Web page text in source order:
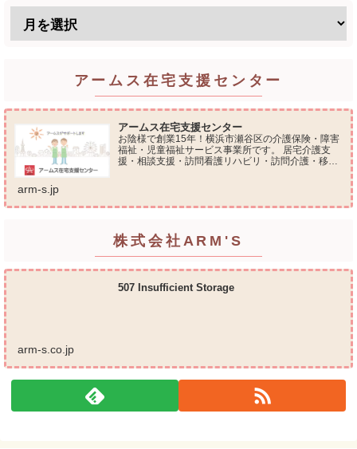
アームス在宅支援センター
アームス在宅支援センター
お陰様で創業15年！横浜市瀬谷区の介護保険・障害
福祉・児童福祉サービス事業所です。 居宅介護支
援・相談支援・訪問看護リハビリ・訪問介護・移動
arm-s.jp
株式会社ARM'S
507 Insufficient Storage
arm-s.co.jp